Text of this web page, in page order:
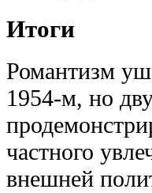
Итоги
Романтизм
1954-м, но
частного
внешней